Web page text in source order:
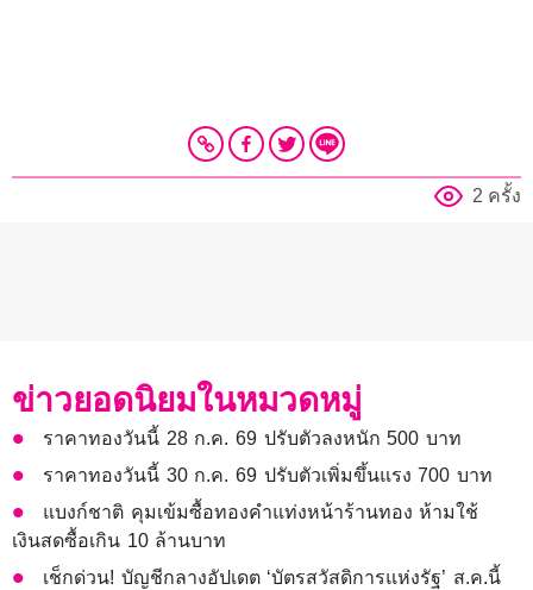
2 ครั้ง
ข่าวยอดนิยมในหมวดหมู่
ราคาทองวันนี้ 28 ก.ค. 69 ปรับตัวลงหนัก 500 บาท
ราคาทองวันนี้ 30 ก.ค. 69 ปรับตัวเพิ่มขึ้นแรง 700 บาท
แบงก์ชาติ คุมเข้มซื้อทองคำแท่งหน้าร้านทอง ห้ามใช้
เงินสดซื้อเกิน 10 ล้านบาท
เช็กด่วน! บัญชีกลางอัปเดต ‘บัตรสวัสดิการแห่งรัฐ’ ส.ค.นี้